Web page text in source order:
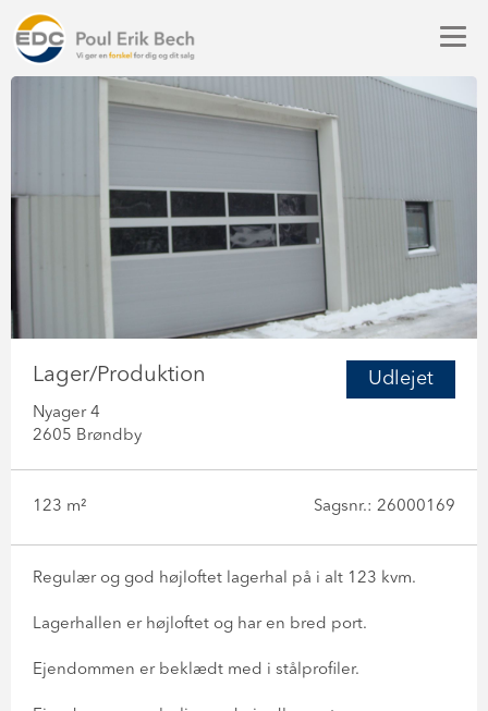
Udlejet
Lager/Produktion
Nyager 4
2605 Brøndby
123 m² Sagsnr.: 26000169
Regulær og god højloftet lagerhal på i alt 123 kvm.
Lagerhallen er højloftet og har en bred port.
Ejendommen er beklædt med i stålprofiler.